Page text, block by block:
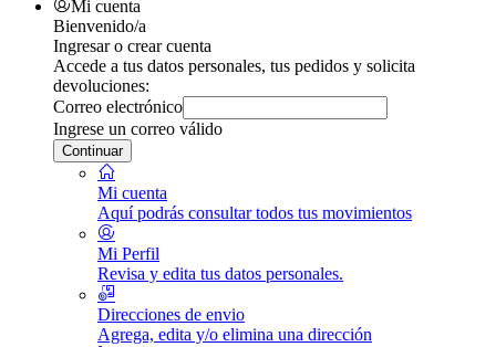
Mi cuenta
Bienvenido/a
Ingresar o crear cuenta
Accede a tus datos personales, tus pedidos y solicita
devoluciones:
Correo electrónico
Ingrese un correo válido
Continuar
Mi cuenta
Aquí podrás consultar todos tus movimientos
Mi Perfil
Revisa y edita tus datos personales.
Direcciones de envio
Agrega, edita y/o elimina una dirección